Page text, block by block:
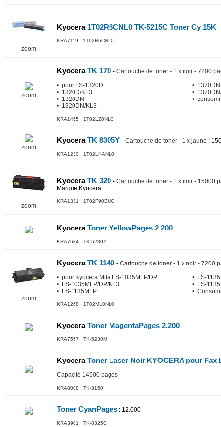
zoom
Kyocera1T02R6CNL0 TK-5215C Toner Cy 15K
KRA7119 1T02R6CNL0
zoom
KyoceraTK 170 - Cartouche de toner - 1 x noir - 7200
• pour FS-1320D
• 1320D/KL3
• 1320DN
• 1320DN/KL3
• 1370DN
•
•
KRA1455 1T02LZ0NLC
zoom
KyoceraTK 8305Y - Cartouche de toner - 1 x jaune :
KRA1230 1T02LKANL0
zoom
KyoceraTK 320 - Cartouche de toner - 1 x noir - 15000
Marque Kyocera
KRA1331 1T02F90EUC
KyoceraToner YellowPages 2.200
KRA7634 TK-5230Y
zoom
KyoceraTK 1140 - Cartouche de toner - 1 x noir - 7200
• pour Kyocera Mita FS-1035MFP/DP
• FS-1035MFP/DP/KL3
• FS-1135MFP
• FS-
• FS-
•
KRA1268 1T02ML0NL0
KyoceraToner MagentaPages 2.200
KRA7557 TK-5230M
KyoceraToner Laser Noir KYOCERA pour Fax
Capacité 14500 pages
KRA8008 TK-3150
Toner CyanPages : 12.000
KRA3901 TK-8325C